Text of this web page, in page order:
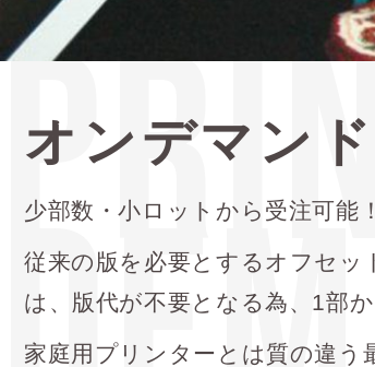
オンデマン
少部数・小ロットから受注可能！
従来の版を必要とするオフセ
は、版代が不要となる為、1部
家庭用プリンターとは質の違